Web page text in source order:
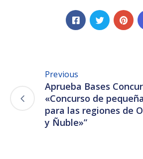
Previous
Aprueba Bases
«Concurso de
para las regiones de
y Ñuble»”